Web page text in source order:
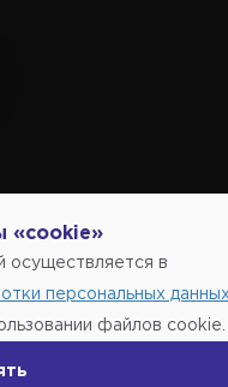
Copyright @2014-
(наименований
товара. Данная
правильного выбора
«cookie»
осуществляется в
персональных данных
файлов cookie.